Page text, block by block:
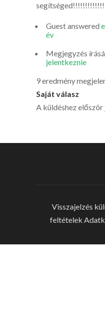
Guestanswered
év
Megjegyzés
jelentkeznie
9 eredmény
Saját válasz
A küldéshez először
Visszajelzés
feltételek